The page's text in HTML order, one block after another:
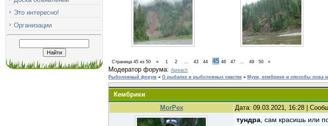
Это интересно!
Организации
Страница 45 из 50 « 1 2 … 43 44 45 46 47 … 49 50 »
Модератор форума: Apreach
Рыболовный форум » О рыбалке и рыболовных снастях » Мухи, кембрики и способы лова
Кембрики
MorPex
Дата: 09.03.2021, 16:28 |
тундра , сам красишь или